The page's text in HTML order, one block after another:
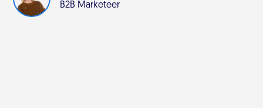
B2B Marketeer